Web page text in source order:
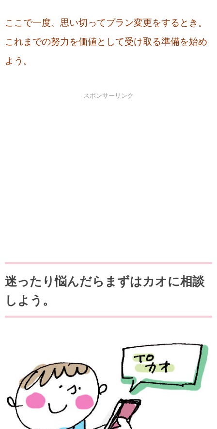
ここで一度、思い切ってプラン変更をするとき。
これまでの努力を価値として受け取る準備を始め
よう。
スポンサーリンク
迷ったり悩んだらまずはカオに相談
しよう。